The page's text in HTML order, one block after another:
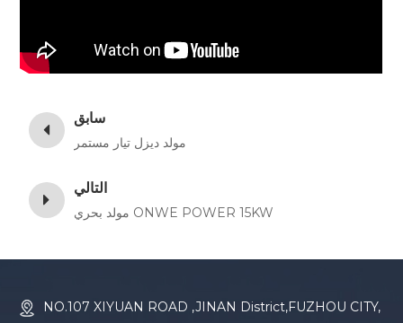
سابق
مولد ديزل تيار مستمر
التالي
مولد بحري ONWE POWER 15KW
NO.107 XIYUAN ROAD ,JINAN District,FUZHOU CITY,